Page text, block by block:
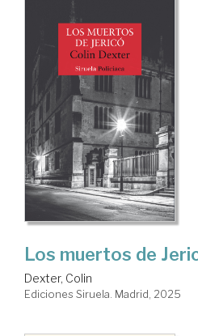
Los muertos de
Dexter, Colin
Ediciones Siruela. Madrid, 2025